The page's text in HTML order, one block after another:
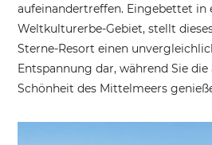
aufeinandertreffen. Eingebettet in
Weltkulturerbe-Gebiet, stellt
Sterne-Resort einen
Entspannung dar, während Sie
Schönheit des Mittelmeers